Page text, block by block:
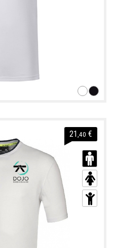
21 ,40 €